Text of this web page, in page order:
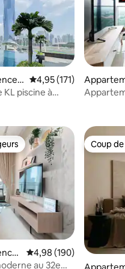
⋅
Évaluation moyenne
4,95 (171)
piscine à
⋅ Kuala
les plus appréciés
Évaluation moyenne
4,98 (190)
au 32e
Coup
Coup